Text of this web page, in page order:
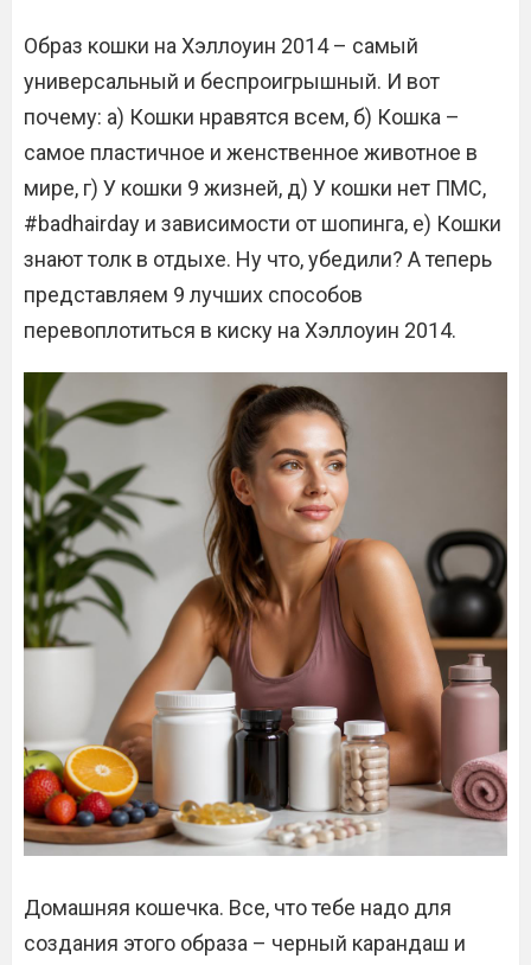
Образ кошки на Хэллоуин 2014 – самый
универсальный и беспроигрышный. И вот
почему: а) Кошки нравятся всем, б) Кошка –
самое пластичное и женственное животное в
мире, г) У кошки 9 жизней, д) У кошки нет ПМС,
#badhairday и зависимости от шопинга, е) Кошки
знают толк в отдыхе. Ну что, убедили? А теперь
представляем 9 лучших способов
перевоплотиться в киску на Хэллоуин 2014.
Домашняя кошечка. Все, что тебе надо для
создания этого образа – черный карандаш и